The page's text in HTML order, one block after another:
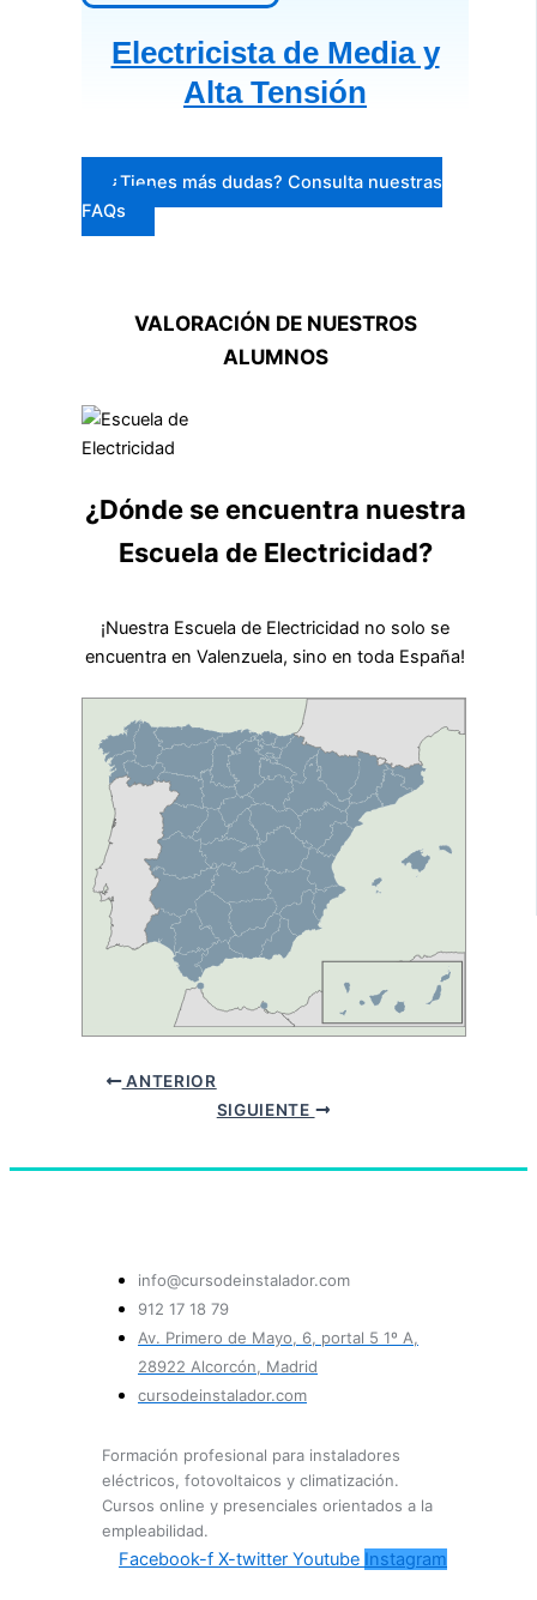
Electricista de Media y
Alta Tensión
¿Tienes más dudas? Consulta nuestras
FAQs
VALORACIÓN DE NUESTROS
ALUMNOS
¿Dónde se encuentra nuestra
Escuela de Electricidad?
¡Nuestra Escuela de Electricidad no solo se
encuentra en Valenzuela, sino en toda España!
ANTERIOR
SIGUIENTE
info@cursodeinstalador.com
912 17 18 79
Av. Primero de Mayo, 6, portal 5 1º A,
28922 Alcorcón, Madrid
cursodeinstalador.com
Formación profesional para instaladores
eléctricos, fotovoltaicos y climatización.
Cursos online y presenciales orientados a la
empleabilidad.
Facebook-f X-twitter Youtube Instagram